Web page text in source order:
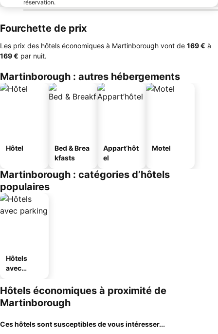
réservation.
Fourchette de prix
Les prix des hôtels économiques à Martinborough vont de ‎169 € à
‎169 € par nuit.
Martinborough : autres hébergements
Hôtel
Bed & Brea
kfasts
Appart’hôt
el
Motel
Martinborough : catégories d’hôtels
populaires
Hôtels
avec
Hôtels économiques à proximité de
Martinborough
Ces hôtels sont susceptibles de vous intéresser...